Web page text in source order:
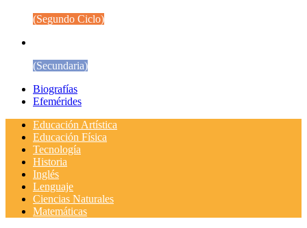
(Segundo Ciclo)
(Secundaria)
Biografías
Efemérides
Educación Artística
Educación Física
Tecnología
Historia
Inglés
Lenguaje
Ciencias Naturales
Matemáticas